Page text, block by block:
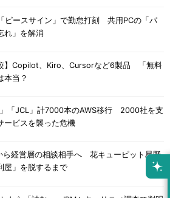
ピースサイン」で勤怠打刻 共用PCの「パ
れ」を解消
】Copilot、Kiro、Cursorなど6製品 「無料
本当？
」「JCL」計7000本のAWS移行 2000社を支
ービスを襲った危機
ら経営層の相談相手へ 花キューピット星野
屋」を脱するまで